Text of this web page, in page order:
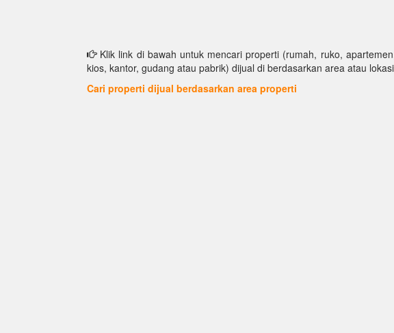
Klik link di bawah untuk mencari properti (rumah, ruko,
kios, kantor, gudang atau pabrik) dijual di berdasarkan area atau
Cari properti dijual berdasarkan area properti